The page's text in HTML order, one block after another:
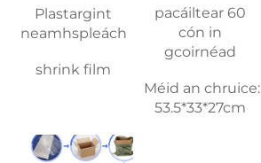
Plastargint
neamhspleách
shrink film
pacáiltear 60
cón in
gcoirnéad
Méid an chruice:
53.5*33*27cm